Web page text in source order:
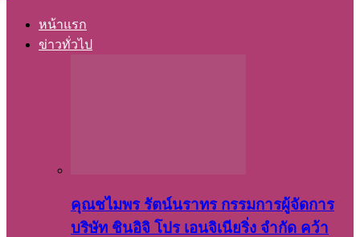
หน้าแรก
ข่าวทั่วไป
คุณชไมพร​ รัตน์​นรา​ทร​ กรรมการ​ผู้จัดการ
บริษัท​ ชินอิจิ​ โปร​ เอน​จิเนีย​ริ่ง​ จำกัด คว้า